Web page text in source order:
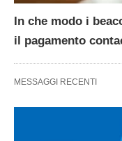
In che modo i
il pagamento
MESSAGGI RECENTI